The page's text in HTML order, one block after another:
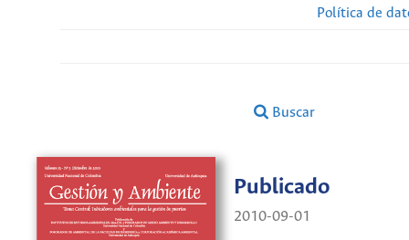
Política de
Buscar
Publicado
2010-09-01